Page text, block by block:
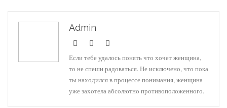
Admin
Если тебе удалось понять что хочет женщина,
то не спеши радоваться. Не исключено, что пока
ты находился в процессе понимания, женщина
уже захотела абсолютно противоположенного.